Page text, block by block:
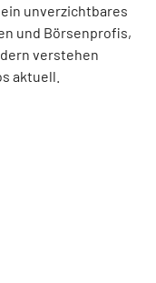
unverzichtbares
und Börsenprofis,
verstehen
aktuell.